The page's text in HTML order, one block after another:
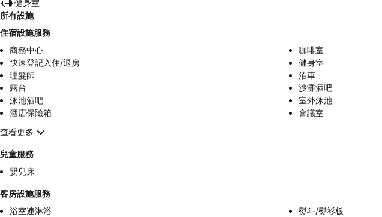
健身室
所有設施
住宿設施服務
商務中心
咖啡室
快速登記入住/退房
健身室
理髮師
泊車
露台
沙灘酒吧
泳池酒吧
室外泳池
酒店保險箱
會議室
查看更多
兒童服務
嬰兒床
客房設施服務
浴室連淋浴
熨斗/熨衫板